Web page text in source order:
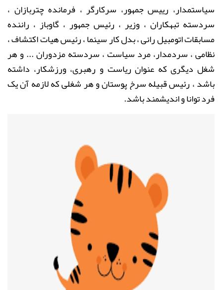
سیاستمدار، رییس جمهور، سرکارگر ، فرمانده چتربازان ،
سردسته تبهکاران ، وزیر ، رئیس جمهور ، گاوباز ، راننده
مسابقات اتومبیل رانی ، بدل کار سینما ، رئیس هیات اکتشاف ،
نظامی ، سردمدار، مرد سیاست ، سردسته مزدوران ... و هر
شغل دیگری که عنوان ریاست و رهبری، ورزشکار، داشته
باشد ، رئیس قبیله سرخ پوستان و هر شغلی که لازمه آن یک
فرد توانا و اندیشمند باشد.